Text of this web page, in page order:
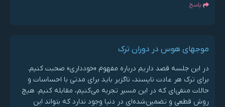
پاسخ
موجهای هوس در دوران ترک
در این جلسه قصد داریم درباره مفهوم «خودداری» صحبت کنیم.
برای ترک هر عادت ناپسند، ناگزیر باید برای مدتی با احساسات و
حالات منفی‌ای که در این مسیر تجربه می‌کنیم، مقابله کنیم. هیچ
روش قطعی و تضمین‌شده‌ای در دنیا وجود ندارد که بتواند این